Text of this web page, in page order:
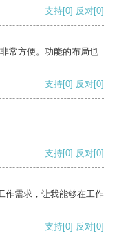
支持[0] 反对[0]
常方便。功能的布局也
支持[0] 反对[0]
支持[0] 反对[0]
作需求，让我能够在工作
支持[0] 反对[0]